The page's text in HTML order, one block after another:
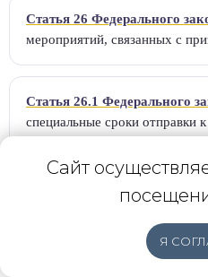
Статья 26 Федерального
мероприятий, связанных с
Статья 26.1 Федерального
специальные сроки отправки
призывной комиссии и
Сайт
Я